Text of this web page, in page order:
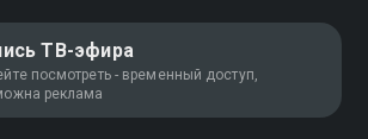
ТВ-эфира
посмотреть - временный доступ,
реклама